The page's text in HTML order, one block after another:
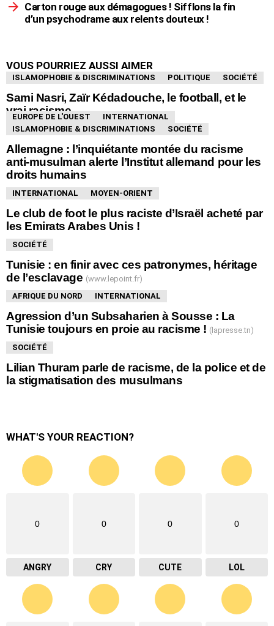
Carton rouge aux démagogues ! Sifflons la fin
d’un psychodrame aux relents douteux !
VOUS POURRIEZ AUSSI AIMER
ISLAMOPHOBIE & DISCRIMINATIONS POLITIQUE SOCIÉTÉ
Sami Nasri, Zaïr Kédadouche, le football, et le
vrai racisme
EUROPE DE L'OUEST
INTERNATIONAL
ISLAMOPHOBIE & DISCRIMINATIONS
SOCIÉTÉ
Allemagne : l’inquiétante montée du racisme
anti-musulman alerte l’Institut allemand pour les
droits humains
INTERNATIONAL MOYEN-ORIENT
Le club de foot le plus raciste d’Israël acheté par
les Emirats Arabes Unis !
SOCIÉTÉ
Tunisie : en finir avec ces patronymes, héritage
de l’esclavage (www.lepoint.fr)
AFRIQUE DU NORD
INTERNATIONAL
Agression d’un Subsaharien à Sousse : La
Tunisie toujours en proie au racisme ! (lapresse.tn)
SOCIÉTÉ
Lilian Thuram parle de racisme, de la police et de
la stigmatisation des musulmans
WHAT'S YOUR REACTION?
0
ANGRY
0
CRY
0
CUTE
0
LOL